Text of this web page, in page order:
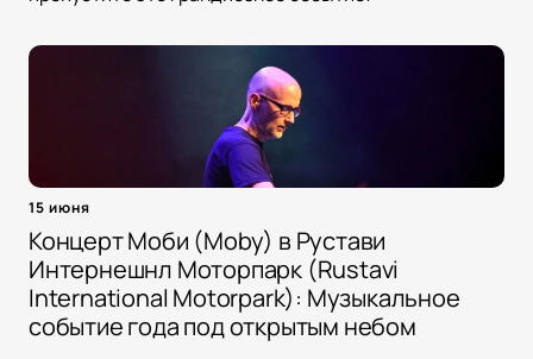
15 июня
Концерт Моби (Moby) в Рустави
Интернешнл Моторпарк (Rustavi
International Motorpark): Музыкальное
событие года под открытым небом